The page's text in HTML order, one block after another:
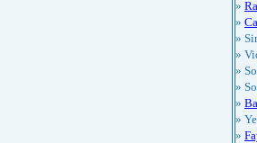
»
»
»
»
»
»
»
»
»